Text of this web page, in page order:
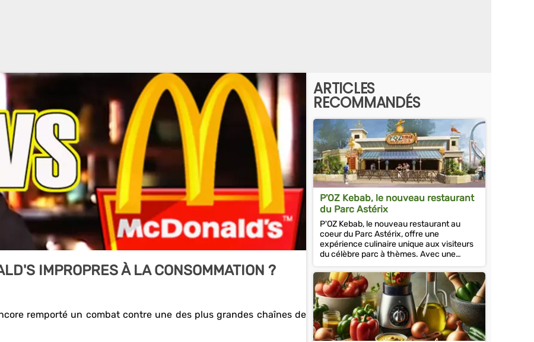
IMPROPRES À LA CONSOMMATION ?
remporté un combat contre une des plus grandes chaînes de
ARTICLES
RECOMMANDÉS
P'OZ Kebab, le nouveau restaurant
du Parc Astérix
P'OZ Kebab, le nouveau restaurant au
coeur du Parc Astérix, offre une
expérience culinaire unique aux visiteurs
du célèbre parc à thèmes. Avec une
ouverture prévue en 2024, le restaurant
est...